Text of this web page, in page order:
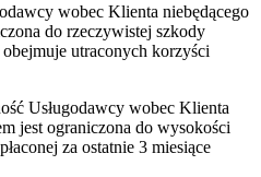
wobec Klienta niebędącego
do rzeczywistej szkody
utraconych korzyści
Usługodawcy wobec Klienta
jest ograniczona do wysokości
za ostatnie 3 miesiące